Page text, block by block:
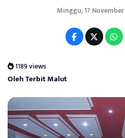
Minggu, 17 November
1189 views
Oleh Terbit Malut